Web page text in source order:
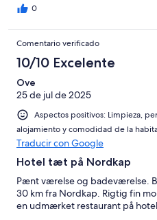
0
Comentario verificado
10/10 Excelente
Ove
25 de jul de 2025
Aspectos positivos: Limpieza,
alojamiento y comodidad de la
Traducir con Google
Hotel tæt på Nordkap
Pænt værelse og badeværelse.
30 km fra Nordkap. Rigtig fin
en udmærket restaurant på